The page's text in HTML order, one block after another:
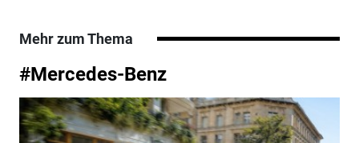
Mehr zum Thema
#Mercedes-Benz